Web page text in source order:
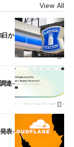
View All
からJPYCやUSDC対
達──ソニーやスタン
表──まずハンドル名